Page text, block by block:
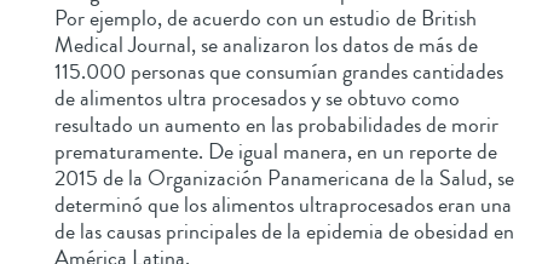
Por ejemplo, de acuerdo con un estudio de British
Medical Journal, se analizaron los datos de más de
115.000 personas que consumían grandes cantidades
de alimentos ultra procesados y se obtuvo como
resultado un aumento en las probabilidades de morir
prematuramente. De igual manera, en un reporte de
2015 de la Organización Panamericana de la Salud, se
determinó que los alimentos ultraprocesados eran una
de las causas principales de la epidemia de obesidad en